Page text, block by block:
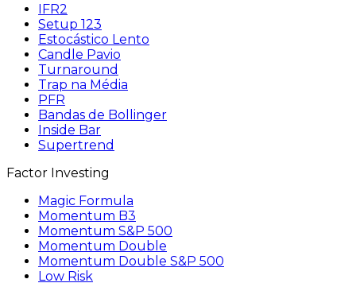
IFR2
Setup 123
Estocástico Lento
Candle Pavio
Turnaround
Trap na Média
PFR
Bandas de Bollinger
Inside Bar
Supertrend
Factor Investing
Magic Formula
Momentum B3
Momentum S&P 500
Momentum Double
Momentum Double S&P 500
Low Risk